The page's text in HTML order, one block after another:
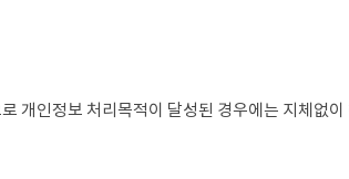
개인정보 처리목적이 달성된 경우에는 지체없